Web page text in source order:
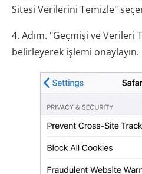
Sitesi Verilerini Temizle"
4. Adım. "Geçmişi ve Verileri
belirleyerek işlemi onaylayın.